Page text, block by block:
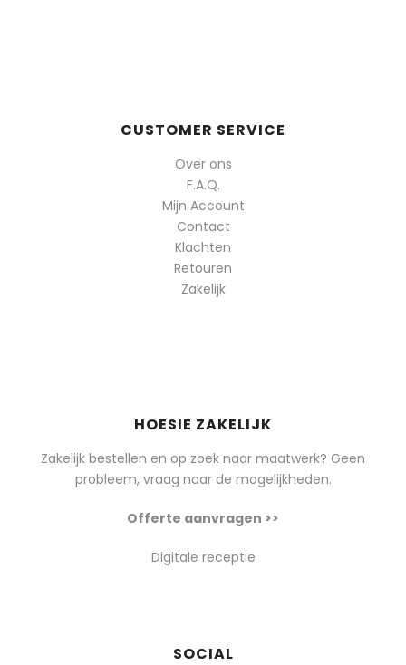
CUSTOMER SERVICE
Over ons
F.A.Q.
Mijn Account
Contact
Klachten
Retouren
Zakelijk
HOESIE ZAKELIJK
Zakelijk bestellen en op zoek naar maatwerk? Geen
probleem, vraag naar de mogelijkheden.
Offerte aanvragen >>
Digitale receptie
SOCIAL